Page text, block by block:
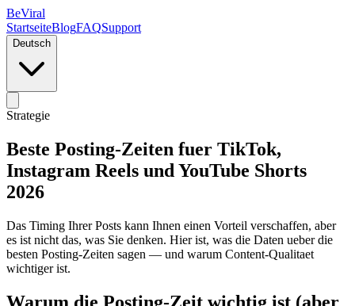
BeViral
StartseiteBlogFAQSupport
Deutsch
Strategie
Beste Posting-Zeiten fuer TikTok,
Instagram Reels und YouTube Shorts
2026
Das Timing Ihrer Posts kann Ihnen einen Vorteil verschaffen, aber
es ist nicht das, was Sie denken. Hier ist, was die Daten ueber die
besten Posting-Zeiten sagen — und warum Content-Qualitaet
wichtiger ist.
Warum die Posting-Zeit wichtig ist (aber